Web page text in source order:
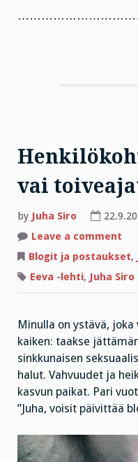
vai
by Juha Siro
Leave a comment
–
vai
Blogit ja postaukset,
Eeva -lehti, Juha Siro
Minulla on ystävä,
kaiken: taakse
sinkkunaisen
halut. Vahvuudet ja
kasvun paikat. Pari
”Juha, voisit päivittää